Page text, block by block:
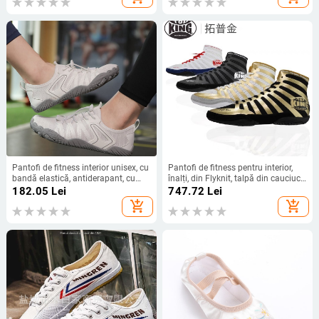
Pantofi de fitness interior unisex, cu
bandă elastică, antiderapant, cu
partea superioară din plasă, talpă
din cauciuc natural, pentru yoga și
alergare
182.05 Lei
add_shopping_cart
Pantofi de fitness pentru interior,
înalți, din Flyknit, talpă din cauciuc,
șireturi în față, ușori
747.72 Lei
add_shopping_cart